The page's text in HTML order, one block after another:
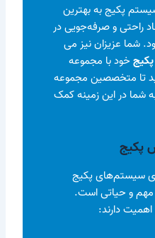
پکیج به بهترین
راحتی و صرفه‌جویی در
شما عزیزان نیز می
پکیجخود با مجموعه
تا متخصصین مجموعه
تجربه به شما در این زمینه کمک
پکیج
سیستم‌های پکیج
مهم و حیاتی است.
دارند: